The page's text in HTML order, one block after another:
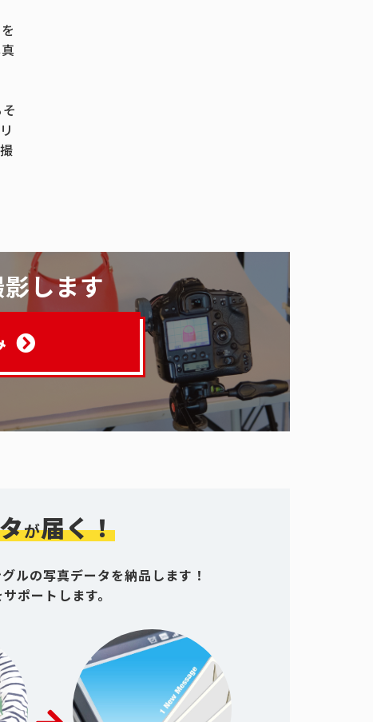
します
が届く！
ルの写真データを納品します！
ポートします。